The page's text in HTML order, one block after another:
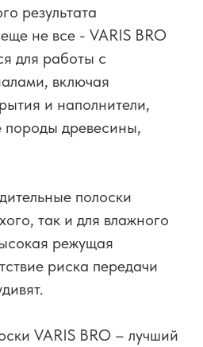
результата
не все - VARIS BRO
для работы с
включая
и наполнители,
породы древесины,
полоски
так и для влажного
режущая
риска передачи
VARIS BRO – лучший